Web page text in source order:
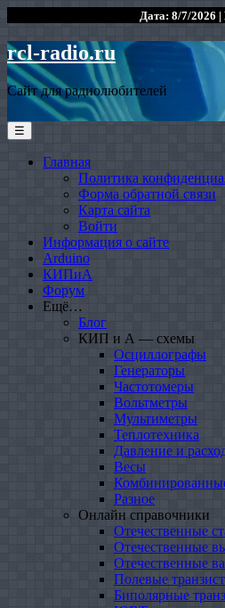
Дата: 8/7/2026
rcl-radio.ru
Сайт для радиолюбителей
☰
Главная
Политика
Форма обратной связи
Карта сайта
Войти
Информация о сайте
Arduino
КИПиА
Форум
Ещё…
Блог
КИП и А — схемы
Осциллографы
Генераторы
Частотомеры
Вольтметры
Мультиметры
Теплотехника
Давление и
Весы
Разное
Онлайн справочники
Отечественные
Отечественные
Отечественные
Полевые
Биполярные